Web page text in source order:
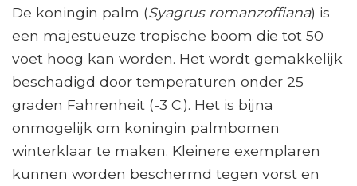
De koningin palm (Syagrus romanzoffiana) is
een majestueuze tropische boom die tot 50
voet hoog kan worden. Het wordt gemakkelijk
beschadigd door temperaturen onder 25
graden Fahrenheit (-3 C.). Het is bijna
onmogelijk om koningin palmbomen
winterklaar te maken. Kleinere exemplaren
kunnen worden beschermd tegen vorst en